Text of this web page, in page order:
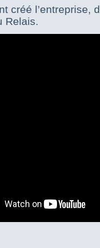
créé l’entreprise,
Relais.